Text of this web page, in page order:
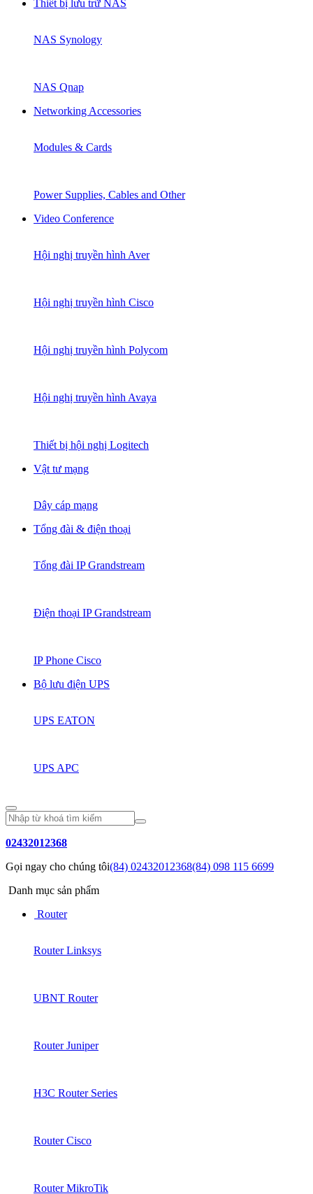
Thiết bị lưu trữ NAS
NAS Synology
NAS Qnap
Networking Accessories
Modules & Cards
Power Supplies, Cables and Other
Video Conference
Hội nghị truyền hình Aver
Hội nghị truyền hình Cisco
Hội nghị truyền hình Polycom
Hội nghị truyền hình Avaya
Thiết bị hội nghị Logitech
Vật tư mạng
Dây cáp mạng
Tổng đài & điện thoại
Tổng đài IP Grandstream
Điện thoại IP Grandstream
IP Phone Cisco
Bộ lưu điện UPS
UPS EATON
UPS APC
02432012368
Gọi ngay cho chúng tôi(84) 02432012368(84) 098 115 6699
Danh mục sản phẩm
Router
Router Linksys
UBNT Router
Router Juniper
H3C Router Series
Router Cisco
Router MikroTik